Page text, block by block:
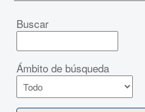
Buscar
Ámbito de búsqueda